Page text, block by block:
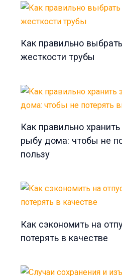
Как правильно
жесткости трубы
Как правильно
рыбу дома: чтобы не
пользу
Как сэкономить на
потерять в качестве